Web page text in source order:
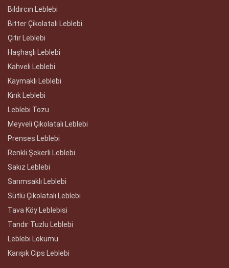
Bıldırcın Leblebi
Bitter Çikolatalı Leblebi
Çıtır Leblebi
Haşhaşlı Leblebi
Kahveli Leblebi
Kaymaklı Leblebi
Kırık Leblebi
Leblebi Tozu
Meyveli Çikolatalı Leblebi
Prenses Leblebi
Renkli Şekerli Leblebi
Sakız Leblebi
Sarımsaklı Leblebi
Sütlü Çikolatalı Leblebi
Tava Köy Leblebisi
Tandır Tuzlu Leblebi
Leblebi Lokumu
Karışık Cips Leblebi